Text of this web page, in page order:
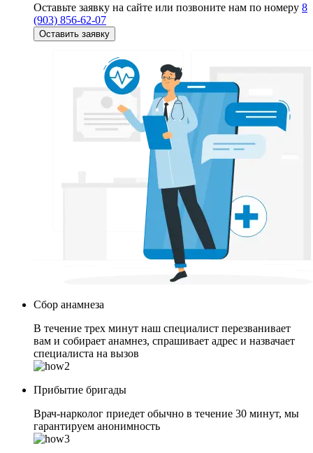
Оставьте заявку на сайте или позвоните нам по номеру 8
(903) 856-62-07
Оставить заявку
Сбор анамнеза
В течение трех минут наш специалист перезванивает
вам и собирает анамнез, спрашивает адрес и назвачает
специалиста на вызов
Прибытие бригады
Врач-нарколог приедет обычно в течение 30 минут, мы
гарантируем анонимность